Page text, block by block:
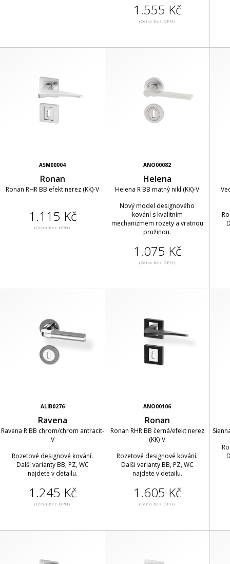
1.555 Kč
(Cena bez DPH)
ASM00004
Ronan
Ronan RHR BB efekt nerez (KK)-V
1.115 Kč
(Cena bez DPH)
ANO00082
Helena
Helena R BB matný nikl (KK)-V
Nový model designového
kování s kvalitním
mechanizmem rozety a vratnou
pružinou.
1.075 Kč
(Cena bez DPH)
ALIB0276
Ravena
Ravena R BB chrom/chrom antracit-
V
Rozetové designové kování.
Další varianty BB, PZ, WC
najdete v detailu.
1.245 Kč
(Cena bez DPH)
ANO00106
Ronan
Ronan RHR BB černá/efekt nerez
(KK)-V
Rozetové designové kování.
Další varianty BB, PZ, WC
najdete v detailu.
1.605 Kč
(Cena bez DPH)